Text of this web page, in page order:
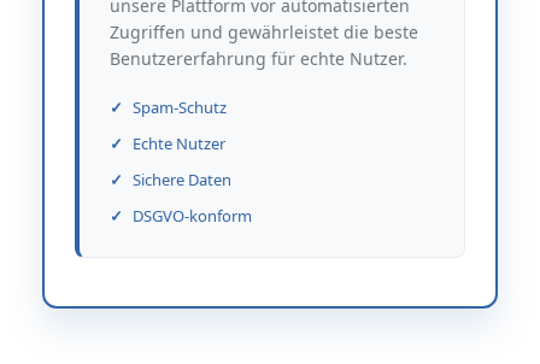
unsere Plattform vor automatisierten
Zugriffen und gewährleistet die beste
Benutzererfahrung für echte Nutzer.
Spam-Schutz
Echte Nutzer
Sichere Daten
DSGVO-konform